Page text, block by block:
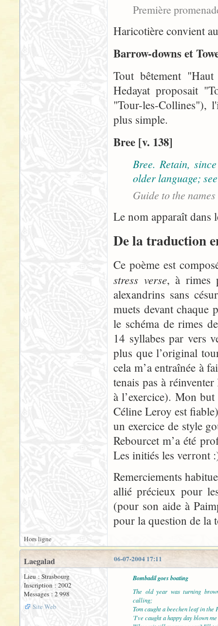
Première
Haricotière convient
Barrow-downs et
Tout bêtement
Hedayat proposait
"Tour-les-Collines"),
plus simple.
Bree [v. 138]
Bree. Retain,
older language;
Guide to the names
Le nom apparaît dans
De la traduction
Ce poème est
stress verse, à rimes
alexandrins sans
muets devant chaque
le schéma de rimes
14 syllabes par vers
plus que l’original
cela m’a entraînée à
tenais pas à
à l’exercice). Mon
Céline Leroy est
un exercice de style
Rebourcet m’a été
Les initiés les verront
Remerciements
allié précieux pour
(pour son aide à
pour la question de la
Hors ligne
06-07-2004 17:11
Laegalad
Lieu : Strasbourg
Inscription : 2002
Messages : 2 998
Site Web
Bombadil goes boating
The old year was turning
calling;
Tom caught a beechen leaf in the
'I've caught a happy day blown